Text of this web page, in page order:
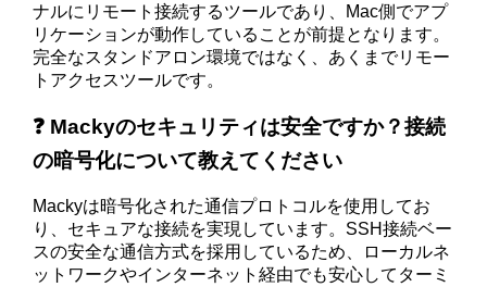
ナルにリモート接続するツールであり、Mac側でアプ
リケーションが動作していることが前提となります。
完全なスタンドアロン環境ではなく、あくまでリモー
トアクセスツールです。
❓ Mackyのセキュリティは安全ですか？接続
の暗号化について教えてください
Mackyは暗号化された通信プロトコルを使用してお
り、セキュアな接続を実現しています。SSH接続ベー
スの安全な通信方式を採用しているため、ローカルネ
ットワークやインターネット経由でも安心してターミ